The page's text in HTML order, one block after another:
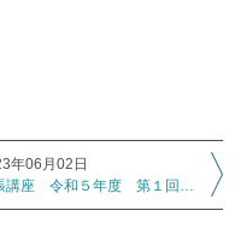
年06月02日